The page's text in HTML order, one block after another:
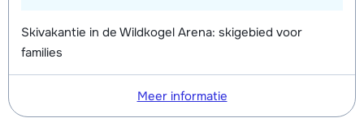
Skivakantie in de Wildkogel Arena: skigebied voor
families
Meer informatie